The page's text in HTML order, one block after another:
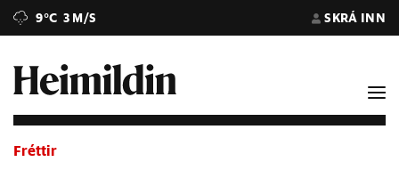
9°C 3 M/S SKRÁ INN
Fréttir